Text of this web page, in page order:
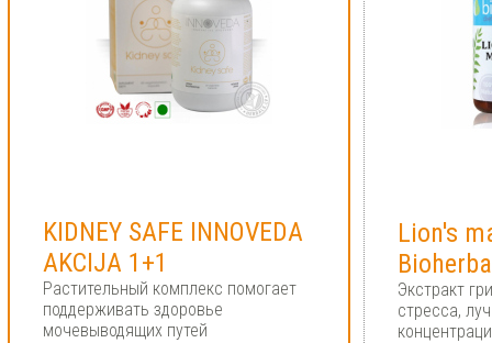
KIDNEY SAFE INNOVEDA
AKCIJA 1+1
Растительный комплекс помогает
поддерживать здоровье
мочевыводящих путей
Liоn's
Bioherba
Экстракт
стресса,